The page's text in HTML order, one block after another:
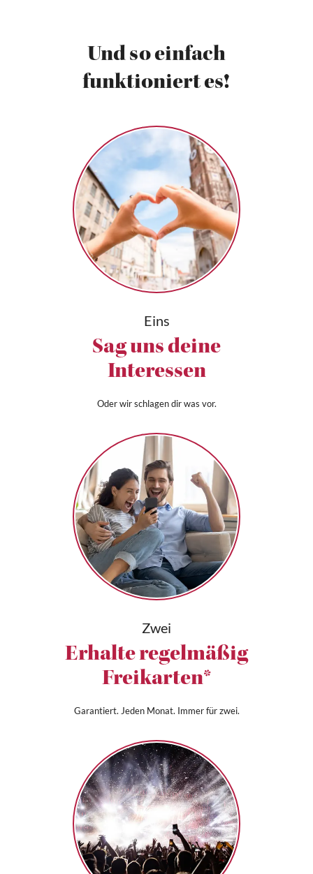
Und so einfach
funktioniert es!
Eins
Sag uns deine
Interessen
Oder wir schlagen dir was vor.
Zwei
Erhalte regelmäßig
Freikarten*
Garantiert. Jeden Monat. Immer für zwei.